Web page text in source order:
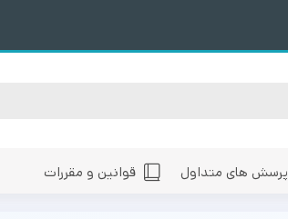
پرسش های متداول قوانین و مقررات